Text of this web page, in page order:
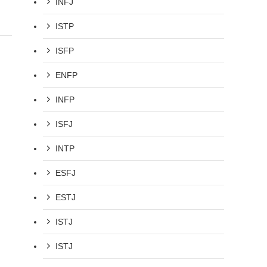
ISTP
ISFP
ENFP
INFP
ISFJ
INTP
ESFJ
ESTJ
ISTJ
ISTJ